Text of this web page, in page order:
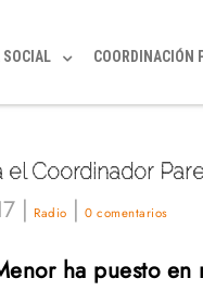
SOCIAL COORDINACIÓN
Coordinador
| Radio | 0 comentarios
ha puesto